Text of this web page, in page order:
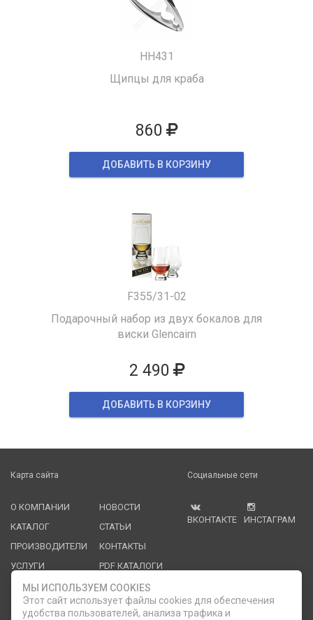
HH431
Щипцы для краба
860
ДОБАВИТЬ В КОРЗИНУ
F355/31-02
Подарочный набор из двух бокалов для
виски Glencairn
2 490
ДОБАВИТЬ В КОРЗИНУ
Карта сайта
О КОМПАНИИ
КАТАЛОГ
ПРОИЗВОДИТЕЛИ
УСЛУГИ
НОВОСТИ
СТАТЬИ
КОНТАКТЫ
PDF КАТАЛОГИ
ОПЛАТА И
ДОСТАВКА
Социальные сети
ВКОНТАКТЕ ИНСТАГРАМ
МЫ ИСПОЛЬЗУЕМ COOKIES
Этот сайт использует файлы cookies для обеспечения
удобства пользователей, анализа трафика и